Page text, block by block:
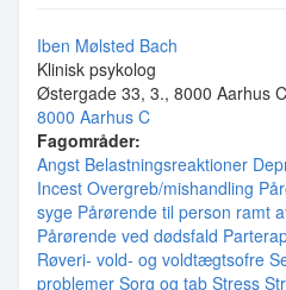
Iben Mølsted Bach
Klinisk psykolog
Østergade 33, 3., 8000 Aarhus C
8000 Aarhus C
Fagområder:
Angst Belastningsreaktioner
Incest Overgreb/mishandling
syge Pårørende til person ramt
Pårørende ved dødsfald
Røveri- vold- og voldtægtsofre
problemer Sorg og tab Stress